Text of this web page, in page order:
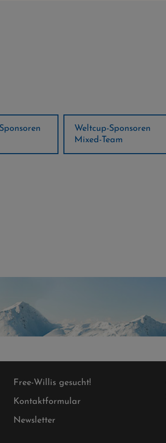
Regions-Partner
Free-Willis gesucht!
Kontaktformular
Newsletter